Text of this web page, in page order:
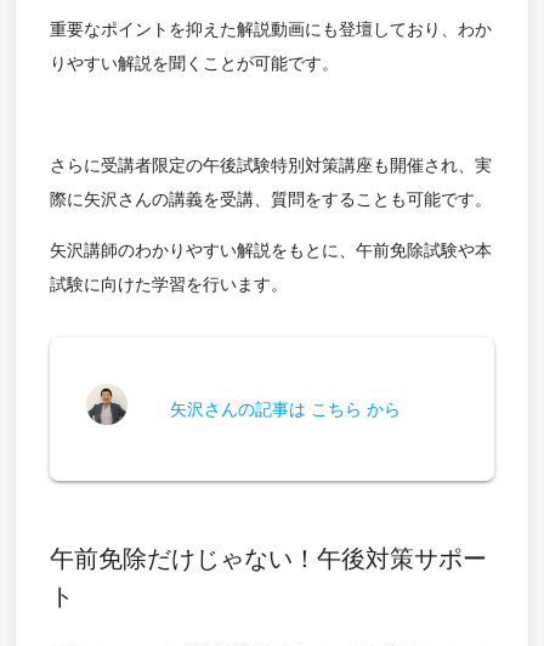
重要なポイントを抑えた解説動画にも登壇しており、わか
りやすい解説を聞くことが可能です。
さらに受講者限定の午後試験特別対策講座も開催され、実
際に矢沢さんの講義を受講、質問をすることも可能です。
矢沢講師のわかりやすい解説をもとに、午前免除試験や本
試験に向けた学習を行います。
矢沢さんの記事は こちら から
午前免除だけじゃない！午後対策サポー
ト